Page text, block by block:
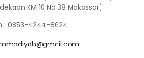
KM 10 No 38 Makassar)
: 0853-4244-8624